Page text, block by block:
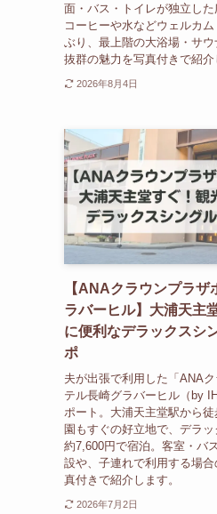
面・バス・トイレが独立し
コーヒーや水などウェルカ
ぶり、最上階の大浴場・サ
抜群の魅力を写真付きで紹介
2026年8月4日
【ANAクラウンプラザ
ラバーヒル】大浦天主
に便利なデラックスシ
ポ
夫が出張で利用した「ANA
テル長崎グラバーヒル（by
ポート。大浦天主堂駅から
園もすぐの好立地で、デラッ
約7,600円で宿泊。客室・バ
設や、子連れで利用する場
真付きで紹介します。
2026年7月2日